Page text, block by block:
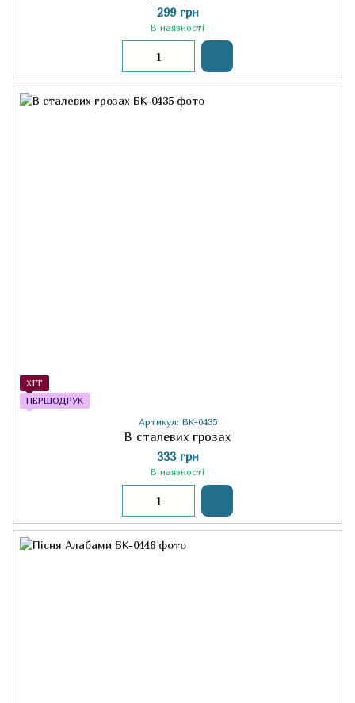
299 грн
В наявності
ХІТ
ПЕРШОДРУК
Артикул: БК-0435
В сталевих грозах
333 грн
В наявності